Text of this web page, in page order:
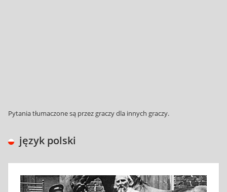
Pytania tłumaczone są przez graczy dla innych graczy.
język polski